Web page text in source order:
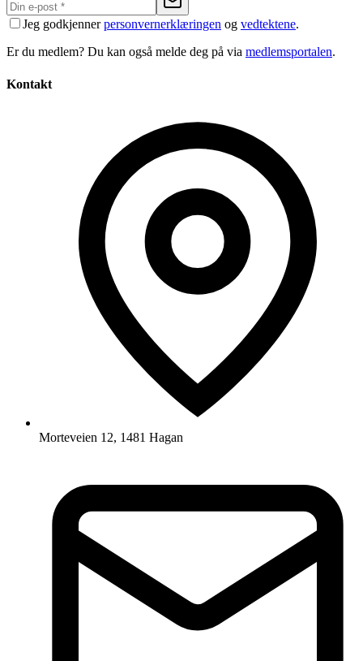
Jeg godkjenner personvernerklæringen og vedtektene.
Er du medlem? Du kan også melde deg på via medlemsportalen.
Kontakt
Morteveien 12, 1481 Hagan